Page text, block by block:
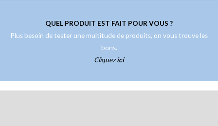
QUEL PRODUIT EST FAIT POUR VOUS ?
Plus besoin de tester une multitude de produits, on vous trouve les
bons.
Cliquezici